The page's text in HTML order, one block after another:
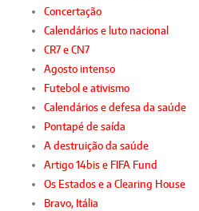
Concertação
Calendários e luto nacional
CR7 e CN7
Agosto intenso
Futebol e ativismo
Calendários e defesa da saúde
Pontapé de saída
A destruição da saúde
Artigo 14bis e FIFA Fund
Os Estados e a Clearing House
Bravo, Itália